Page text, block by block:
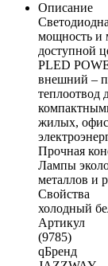
Описание
мощность и
доступной
PLED
внешний –
теплоотвод
жилых,
Прочная
Лампы
металлов и
Свойства
холодный
Артикул
(9785)
qБренд